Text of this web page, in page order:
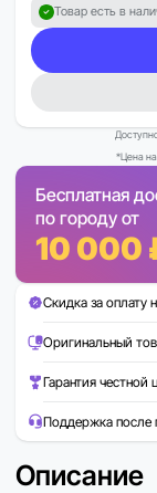
Товар есть в
*Цена на
Бесплатная
по городу от
10 000
Скидка за оплату
Оригинальный
Гарантия честной
Поддержка после
Описание